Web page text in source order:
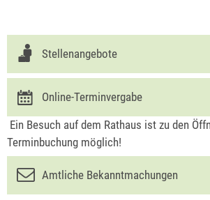
Stellenangebote
Online-Terminvergabe
Ein Besuch auf dem Rathaus ist zu den
Terminbuchung möglich!
Amtliche Bekanntmachungen